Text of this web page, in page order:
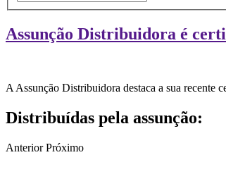
Assunção Distribuidora é
A Assunção Distribuidora destaca a sua recente
Distribuídas pela assunção:
Anterior Próximo